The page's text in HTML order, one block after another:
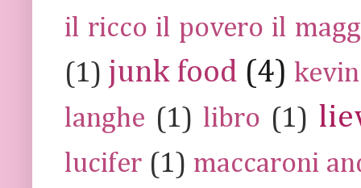
il ricco il povero il
(1) junk food (4)
langhe (1) libro (1)
lucifer (1) maccaroni